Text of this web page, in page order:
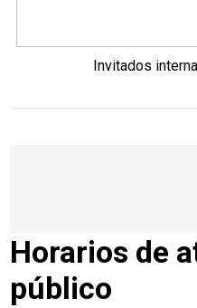
Invitados
Horarios de
público